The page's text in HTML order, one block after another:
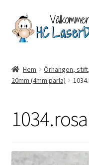
Hoppa
till
navigering
Hoppa
till
innehåll
Aktuell info mm
Kontakt
Hem
Örhängen,
20mm (4mm pärla)